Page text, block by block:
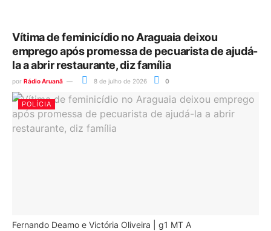
Vítima de feminicídio no Araguaia deixou
emprego após promessa de pecuarista de ajudá-
la a abrir restaurante, diz família
por Rádio Aruanã 8 de julho de 2026 0
POLÍCIA
Fernando Deamo e Victória Oliveira | g1 MT A